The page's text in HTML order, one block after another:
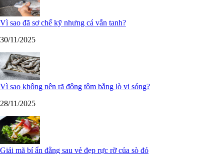
Vì sao đã sơ chế kỹ nhưng cá vẫn tanh?
30/11/2025
Vì sao không nên rã đông tôm bằng lò vi sóng?
28/11/2025
Giải mã bí ẩn đằng sau vẻ đẹp rực rỡ của sò đỏ